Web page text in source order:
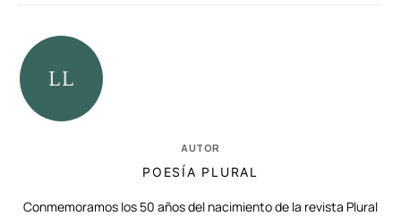
AUTOR
POESÍA PLURAL
Conmemoramos los 50 años del nacimiento de la revista Plural